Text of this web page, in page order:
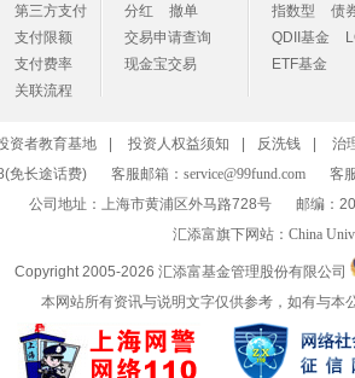
第三方支付
支付限额
支付费率
关联流程
分红
撤单
交易申请查询
现金宝交易
指数型
债
QDII基金
ETF基金
资者教育基地 投资人权益须知 反洗钱
治
免长途话费)
客服邮箱： service@99fund.com
客
公司地址：上海市黄浦区外马路728号
邮编：
汇添富旗下网站： China
Copyright 2005-2026 汇添富基金管理股份有限公司
本网站所有资讯与说明文字仅供参考，如有与本